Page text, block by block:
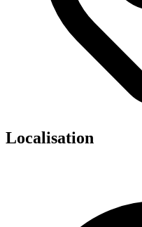
Localisation
27 R De la
📞0143176392